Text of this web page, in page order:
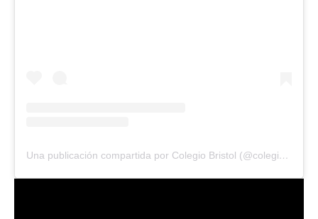
Una publicación compartida por Colegio Bristol (@colegiobristoloficial)